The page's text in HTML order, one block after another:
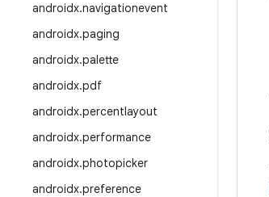
androidx.navigationevent
androidx.paging
androidx.palette
androidx.pdf
androidx.percentlayout
androidx.performance
androidx.photopicker
androidx.preference